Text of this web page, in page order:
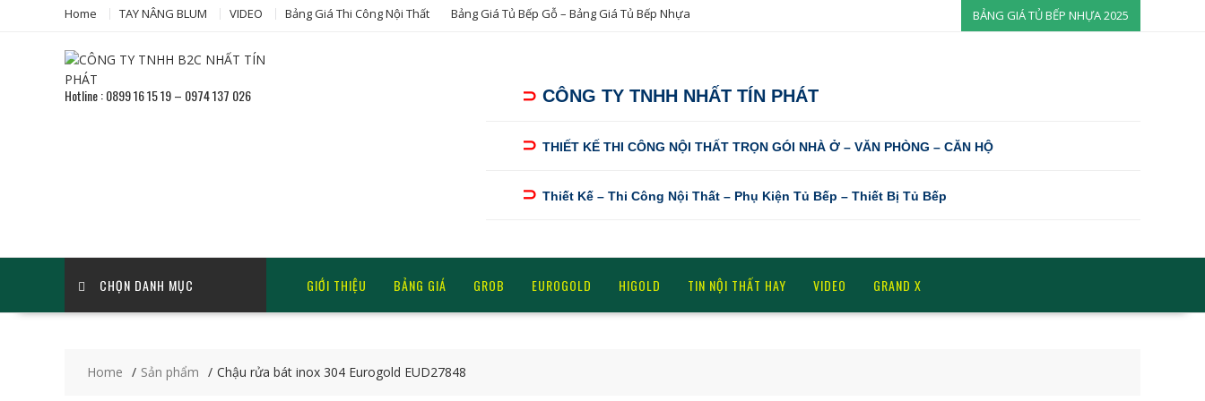
Home TAY NÂNG BLUM VIDEO Bảng Giá Thi Công Nội Thất Bảng Giá Tủ Bếp Gỗ – Bảng Giá Tủ Bếp Nhựa BẢNG GIÁ TỦ BẾP NHỰA 2025
Hotline : 0899 16 15 19 – 0974 137 026 ⊃ CÔNG TY TNHH NHẤT TÍN PHÁT
⊃ THIẾT KẾ THI CÔNG NỘI THẤT TRỌN GÓI NHÀ Ở – VĂN PHÒNG – CĂN HỘ
⊃ Thiết Kế – Thi Công Nội Thất – Phụ Kiện Tủ Bếp – Thiết Bị Tủ Bếp
CHỌN DANH MỤC GIỚI THIỆU BẢNG GIÁ GROB EUROGOLD HIGOLD TIN NỘI THẤT HAY VIDEO GRAND X
Home Sản phẩm Chậu rửa bát inox 304 Eurogold EUD27848